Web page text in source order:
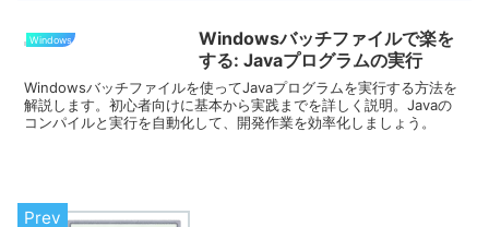
Windows
Windowsバッチファイルで楽を
する: Javaプログラムの実行
Windowsバッチファイルを使ってJavaプログラムを実行する方法を
解説します。初心者向けに基本から実践までを詳しく説明。Javaの
コンパイルと実行を自動化して、開発作業を効率化しましょう。